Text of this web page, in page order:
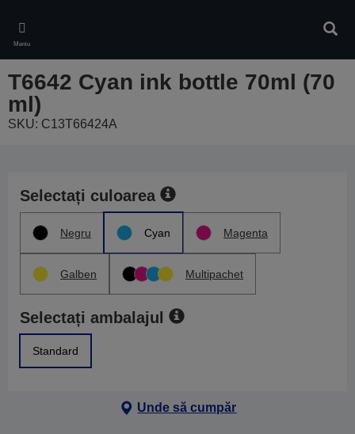
main
content
Meniu
T6642 Cyan ink bottle 70ml (70
ml)
SKU: C13T66424A
Selectați culoarea
Negru Cyan Magenta
Galben Multipachet
Selectați ambalajul
Standard
Unde să cumpăr